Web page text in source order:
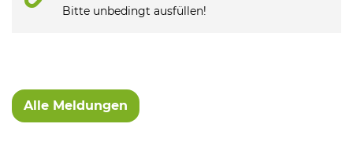
Bitte unbedingt ausfüllen!
Alle Meldungen